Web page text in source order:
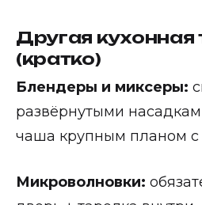
Другая кухонная
(кратко)
Блендеры и миксеры:
развёрнутыми
чаша крупным планом с
Микроволновки: